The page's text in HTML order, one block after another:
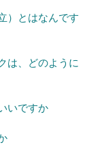
）とはなんです
は、どのように
いですか